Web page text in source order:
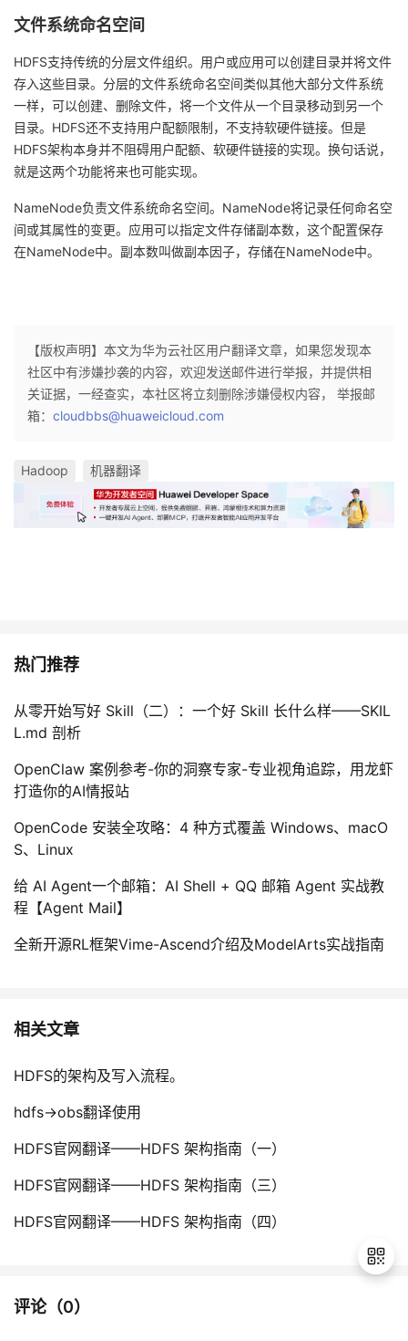
课
程
的
认
证
我
的
实
验
我
的
收
藏
术
支
持
云
声
建
议
文件系统命名空间
HDFS支持传统的分层文件组织。用户或应用可以创建目录并将文件
存入这些目录。分层的文件系统命名空间类似其他大部分文件系统
一样，可以创建、删除文件，将一个文件从一个目录移动到另一个
目录。HDFS还不支持用户配额限制，不支持软硬件链接。但是
HDFS架构本身并不阻碍用户配额、软硬件链接的实现。换句话说，
就是这两个功能将来也可能实现。
NameNode负责文件系统命名空间。NameNode将记录任何命名空
间或其属性的变更。应用可以指定文件存储副本数，这个配置保存
在NameNode中。副本数叫做副本因子，存储在NameNode中。
【版权声明】本文为华为云社区用户翻译文章，如果您发现本
社区中有涉嫌抄袭的内容，欢迎发送邮件进行举报，并提供相
关证据，一经查实，本社区将立刻删除涉嫌侵权内容， 举报邮
箱： cloudbbs@huaweicloud.com
Hadoop 机器翻译
热门推荐
从零开始写好 Skill（二）：一个好 Skill 长什么样——SKIL
L.md 剖析
OpenClaw 案例参考-你的洞察专家-专业视角追踪，用龙虾
打造你的AI情报站
OpenCode 安装全攻略：4 种方式覆盖 Windows、macO
S、Linux
给 AI Agent一个邮箱：AI Shell + QQ 邮箱 Agent 实战教
程【Agent Mail】
全新开源RL框架Vime-Ascend介绍及ModelArts实战指南
相关文章
HDFS的架构及写入流程。
hdfs->obs翻译使用
HDFS官网翻译——HDFS 架构指南（一）
HDFS官网翻译——HDFS 架构指南（三）
HDFS官网翻译——HDFS 架构指南（四）
评论（0）